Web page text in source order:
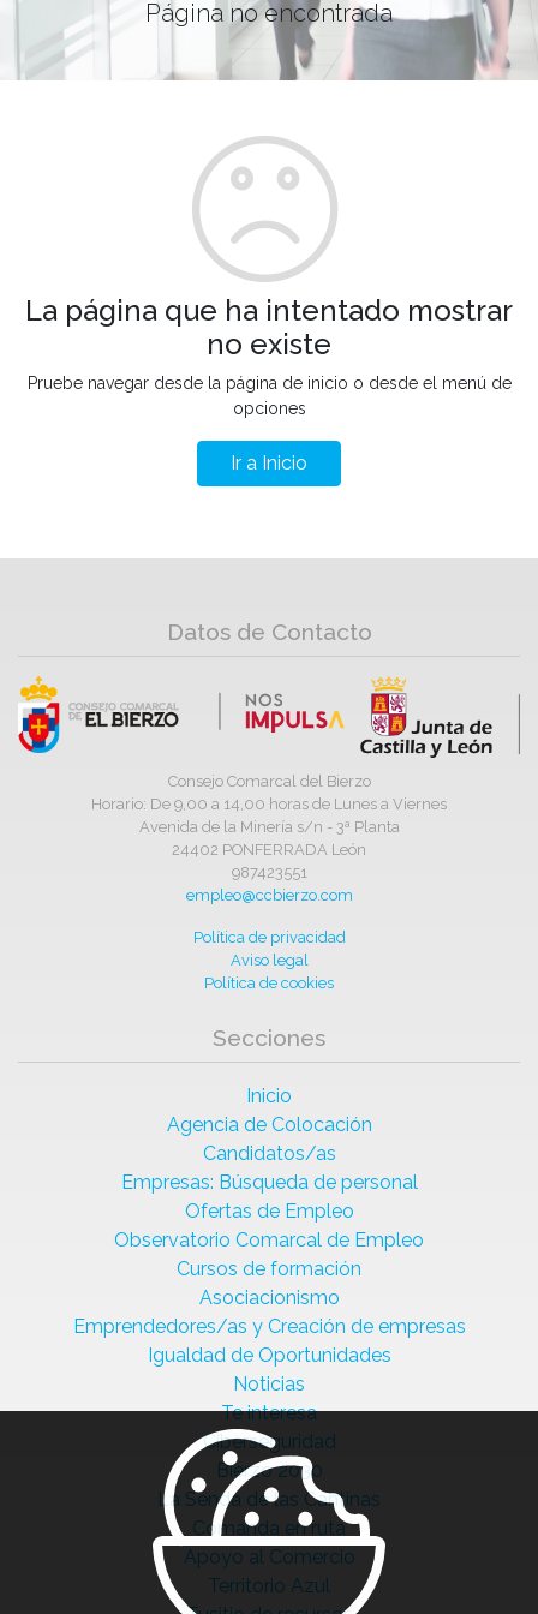
Página no encontrada
La página que ha intentado mostrar
no existe
Pruebe navegar desde la página de inicio o desde el menú de
opciones
Ir a Inicio
Datos de Contacto
Consejo Comarcal del Bierzo
Horario: De 9,00 a 14,00 horas de Lunes a Viernes
Avenida de la Minería s/n - 3ª Planta
24402 PONFERRADA León
987423551
empleo@ccbierzo.com
Política de privacidad
Aviso legal
Política de cookies
Secciones
Inicio
Agencia de Colocación
Candidatos/as
Empresas: Búsqueda de personal
Ofertas de Empleo
Observatorio Comarcal de Empleo
Cursos de formación
Asociacionismo
Emprendedores/as y Creación de empresas
Igualdad de Oportunidades
Noticias
Te interesa
Ciberseguridad
Bierzo 2030
La Senda de las Cantinas
Comanda en ruta
Apoyo al Comercio
Territorio Azul